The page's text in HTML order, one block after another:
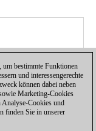
um bestimmte Funktionen
und interessengerechte
können dabei neben
Marketing-Cookies
Cookies und
finden Sie in unserer